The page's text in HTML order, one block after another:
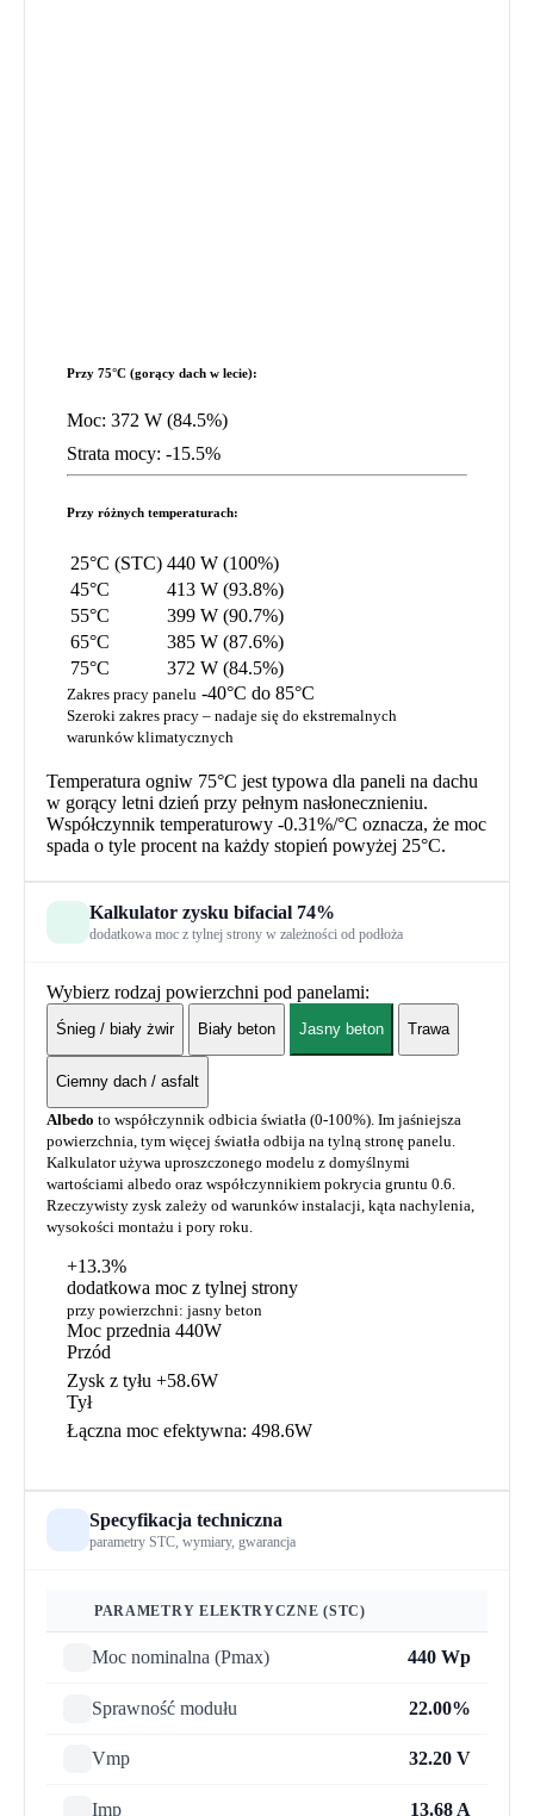
Przy 75°C (gorący dach w lecie):
Moc: 372 W (84.5%)
Strata mocy: -15.5%
Przy różnych temperaturach:
25°C (STC) 440 W (100%)
45°C
413 W (93.8%)
55°C
399 W (90.7%)
65°C
385 W (87.6%)
75°C
372 W (84.5%)
Zakres pracy panelu -40°C do 85°C
Szeroki zakres pracy – nadaje się do ekstremalnych
warunków klimatycznych
Temperatura ogniw 75°C jest typowa dla paneli na dachu
w gorący letni dzień przy pełnym nasłonecznieniu.
Współczynnik temperaturowy -0.31%/°C oznacza, że moc
spada o tyle procent na każdy stopień powyżej 25°C.
Kalkulator zysku bifacial 74%
dodatkowa moc z tylnej strony w zależności od podłoża
Wybierz rodzaj powierzchni pod panelami:
Śnieg / biały żwir Biały beton Jasny beton Trawa
Ciemny dach / asfalt
Albedo to współczynnik odbicia światła (0-100%). Im jaśniejsza
powierzchnia, tym więcej światła odbija na tylną stronę panelu.
Kalkulator używa uproszczonego modelu z domyślnymi
wartościami albedo oraz współczynnikiem pokrycia gruntu 0.6.
Rzeczywisty zysk zależy od warunków instalacji, kąta nachylenia,
wysokości montażu i pory roku.
+13.3%
dodatkowa moc z tylnej strony
przy powierzchni: jasny beton
Moc przednia 440W
Przód
Zysk z tyłu +58.6W
Tył
Łączna moc efektywna: 498.6W
Specyfikacja techniczna
parametry STC, wymiary, gwarancja
PARAMETRY ELEKTRYCZNE (STC)
Moc nominalna (Pmax) 440 Wp
Sprawność modułu 22.00%
Vmp 32.20 V
Imp 13.68 A